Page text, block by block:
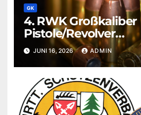
GK
4. RWK Großkaliber
Pistole/Revolver
abgeschlossen
JUNI 16, 2026 ADMIN